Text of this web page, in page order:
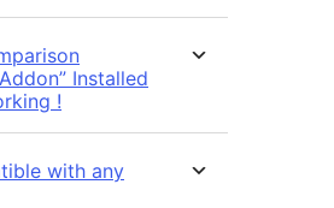
Installed
!
with any